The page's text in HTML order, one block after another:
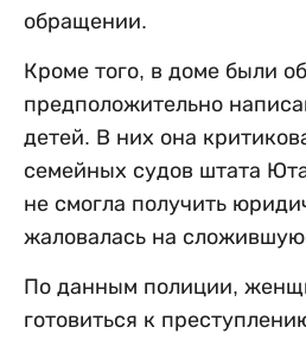
обращении.
Кроме того, в доме были
предположительно
детей. В них она
семейных судов штата
не смогла получить
жаловалась на
По данным полиции,
готовиться к